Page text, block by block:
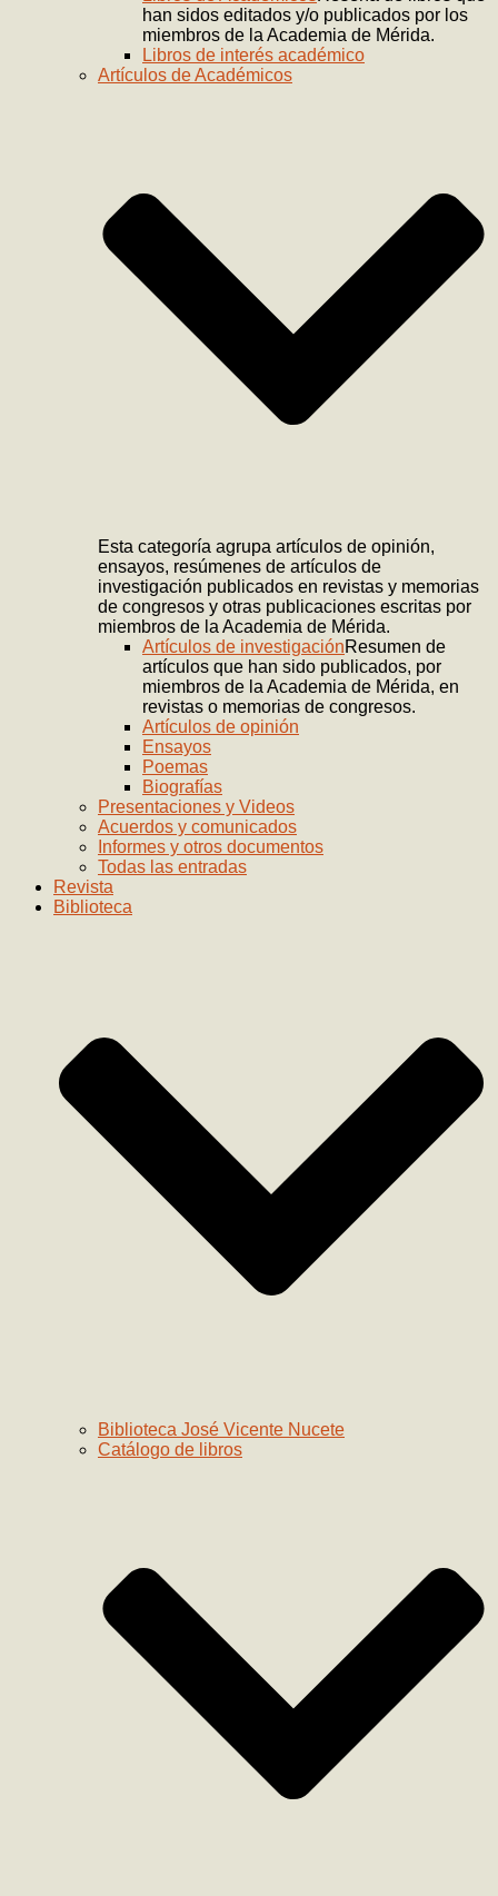
han sidos editados y/o publicados por los
miembros de la Academia de Mérida.
Libros de interés académico
Artículos de Académicos
Esta categoría agrupa artículos de opinión,
ensayos, resúmenes de artículos de
investigación publicados en revistas y memorias
de congresos y otras publicaciones escritas por
miembros de la Academia de Mérida.
Artículos de investigaciónResumen de
artículos que han sido publicados, por
miembros de la Academia de Mérida, en
revistas o memorias de congresos.
Artículos de opinión
Ensayos
Poemas
Biografías
Presentaciones y Videos
Acuerdos y comunicados
Informes y otros documentos
Todas las entradas
Revista
Biblioteca
Biblioteca José Vicente Nucete
Catálogo de libros